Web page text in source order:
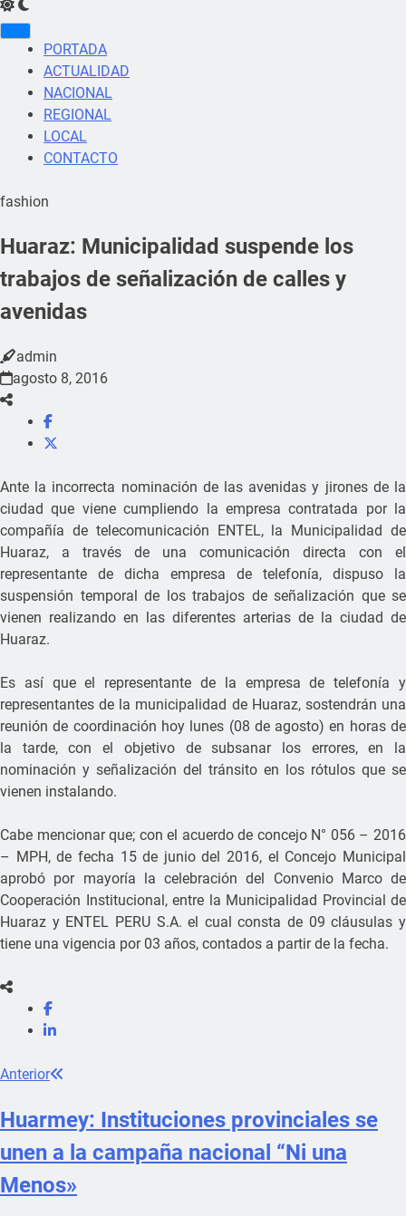
PORTADA
ACTUALIDAD
NACIONAL
REGIONAL
LOCAL
CONTACTO
fashion
Huaraz: Municipalidad suspende los
trabajos de señalización de calles y
avenidas
admin
agosto 8, 2016
Ante la incorrecta nominación de las avenidas y jirones de la
ciudad que viene cumpliendo la empresa contratada por la
compañía de telecomunicación ENTEL, la Municipalidad de
Huaraz, a través de una comunicación directa con el
representante de dicha empresa de telefonía, dispuso la
suspensión temporal de los trabajos de señalización que se
vienen realizando en las diferentes arterias de la ciudad de
Huaraz.
Es así que el representante de la empresa de telefonía y
representantes de la municipalidad de Huaraz, sostendrán una
reunión de coordinación hoy lunes (08 de agosto) en horas de
la tarde, con el objetivo de subsanar los errores, en la
nominación y señalización del tránsito en los rótulos que se
vienen instalando.
Cabe mencionar que; con el acuerdo de concejo N° 056 – 2016
– MPH, de fecha 15 de junio del 2016, el Concejo Municipal
aprobó por mayoría la celebración del Convenio Marco de
Cooperación Institucional, entre la Municipalidad Provincial de
Huaraz y ENTEL PERU S.A. el cual consta de 09 cláusulas y
tiene una vigencia por 03 años, contados a partir de la fecha.
Anterior
Huarmey: Instituciones provinciales se
unen a la campaña nacional “Ni una
Menos»